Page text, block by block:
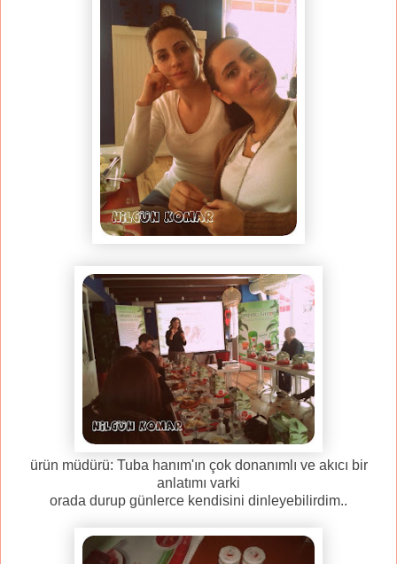
ürün müdürü: Tuba hanım'ın çok donanımlı ve akıcı bir
anlatımı varki
orada durup günlerce kendisini dinleyebilirdim..